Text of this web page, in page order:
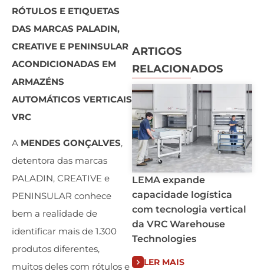
RÓTULOS E ETIQUETAS
DAS MARCAS PALADIN,
CREATIVE E PENINSULAR
ACONDICIONADAS EM
ARMAZÉNS
AUTOMÁTICOS VERTICAIS
VRC
A MENDES GONÇALVES,
detentora das marcas
PALADIN, CREATIVE e
PENINSULAR conhece
bem a realidade de
identificar mais de 1.300
produtos diferentes,
muitos deles com rótulos e
ARTIGOS
RELACIONADOS
LEMA expande
capacidade logística
com tecnologia vertical
da VRC Warehouse
Technologies
LER MAIS